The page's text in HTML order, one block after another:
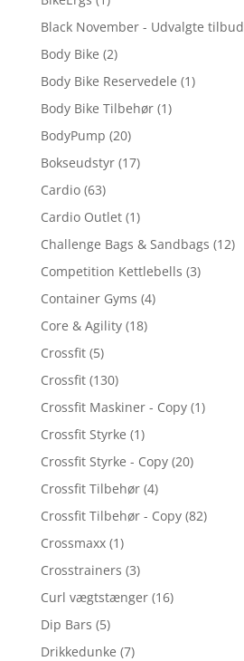
Black November - Udvalgte tilbud
Body Bike (2)
Body Bike Reservedele (1)
Body Bike Tilbehør (1)
BodyPump (20)
Bokseudstyr (17)
Cardio (63)
Cardio Outlet (1)
Challenge Bags & Sandbags (12)
Competition Kettlebells (3)
Container Gyms (4)
Core & Agility (18)
Crossfit (5)
Crossfit (130)
Crossfit Maskiner - Copy (1)
Crossfit Styrke (1)
Crossfit Styrke - Copy (20)
Crossfit Tilbehør (4)
Crossfit Tilbehør - Copy (82)
Crossmaxx (1)
Crosstrainers (3)
Curl vægtstænger (16)
Dip Bars (5)
Drikkedunke (7)